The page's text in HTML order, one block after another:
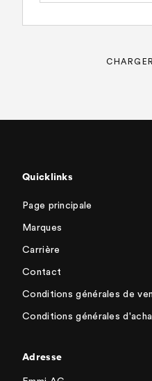
Quicklinks
Page principale
Marques
Carrière
Contact
Conditions générales de
Conditions générales
Adresse